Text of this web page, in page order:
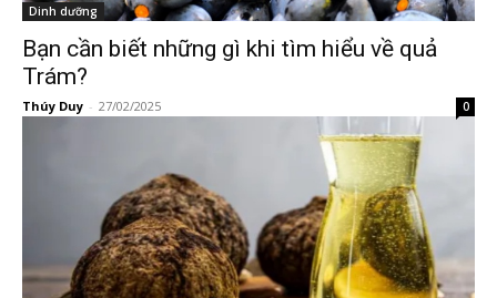
Dinh dưỡng
Bạn cần biết những gì khi tìm hiểu về quả
Trám?
Thúy Duy - 27/02/2025 0